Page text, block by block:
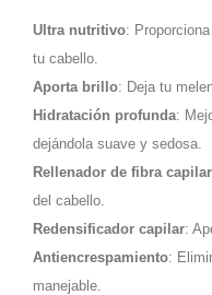
Ultra nutritivo:
tu cabello.
Aporta brillo: Deja tu
Hidratación profunda:
dejándola suave y sedosa.
Rellenador de fibra capilar
del cabello.
Redensificador capilar:
Antiencrespamiento:
manejable.